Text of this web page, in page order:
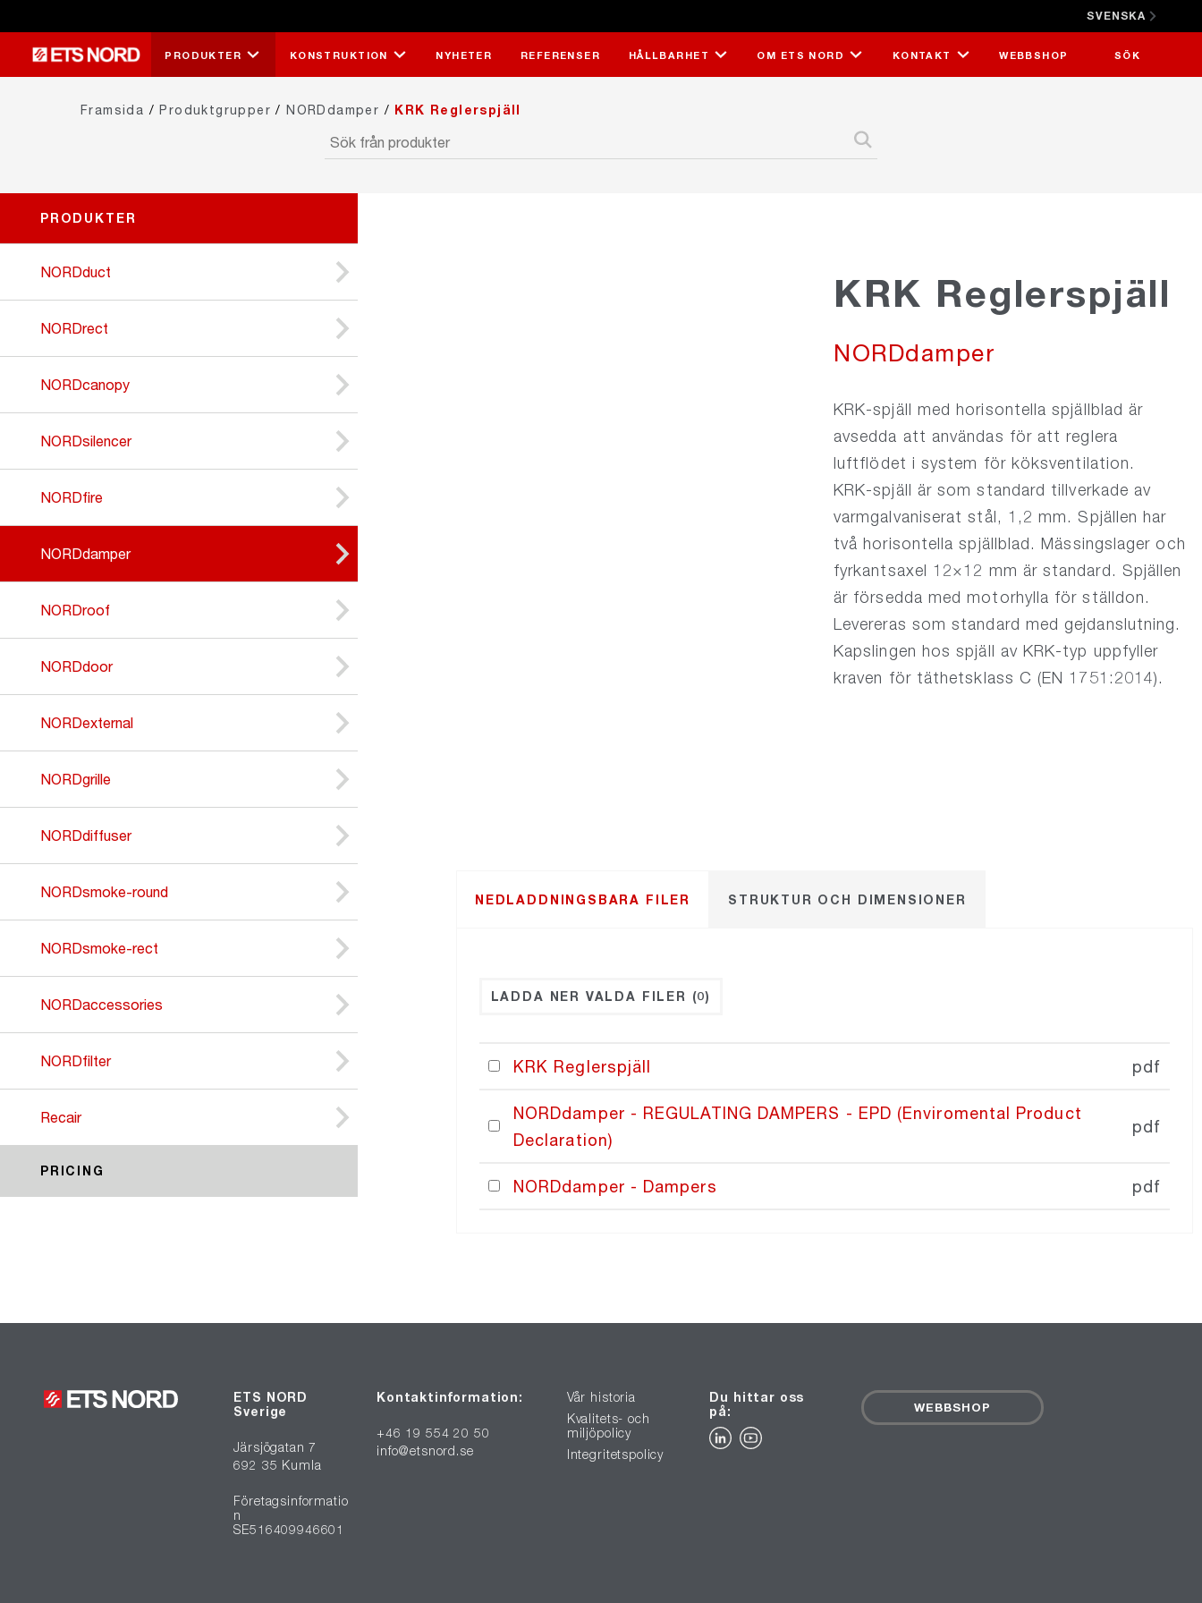
SVENSKA
PRODUKTER KONSTRUKTION NYHETER REFERENSER HÅLLBARHET OM ETS NORD KONTAKT WEBBSHOP SÖK
STÄNG X
Framsida /Produktgrupper /NORDdamper / KRK Reglerspjäll
PRODUKTER
NORDduct
NORDrect
NORDcanopy
NORDsilencer
NORDfire
NORDdamper
NORDroof
NORDdoor
NORDexternal
NORDgrille
NORDdiffuser
NORDsmoke-round
NORDsmoke-rect
NORDaccessories
NORDfilter
Recair
PRICING
KRK Reglerspjäll
NORDdamper
KRK-spjäll med horisontella spjällblad är
avsedda att användas för att reglera
luftflödet i system för köksventilation.
KRK-spjäll är som standard tillverkade av
varmgalvaniserat stål, 1,2 mm. Spjällen har
två horisontella spjällblad. Mässingslager och
fyrkantsaxel 12×12 mm är standard. Spjällen
är försedda med motorhylla för ställdon.
Levereras som standard med gejdanslutning.
Kapslingen hos spjäll av KRK-typ uppfyller
kraven för täthetsklass C (EN 1751:2014).
NEDLADDNINGSBARA FILER STRUKTUR OCH DIMENSIONER
LADDA NER VALDA FILER (0)
KRK Reglerspjäll pdf
NORDdamper - REGULATING DAMPERS - EPD (Enviromental Product
Declaration)
pdf
NORDdamper - Dampers pdf
ETS NORD
Sverige
Järsjögatan 7
692 35 Kumla
Företagsinformatio
n
SE516409946601
Kontaktinformation:
+46 19 554 20 50
info@etsnord.se
Vår historia
Kvalitets- och
miljöpolicy
Integritetspolicy
Du hittar oss
på:
WEBBSHOP